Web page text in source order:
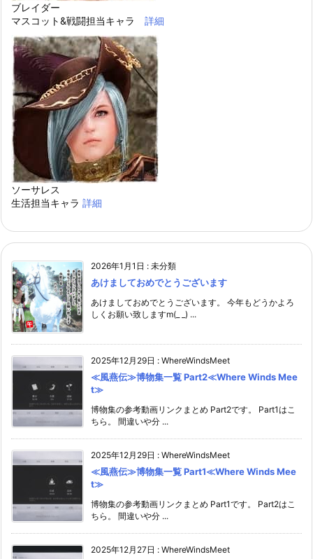
ブレイダー
マスコット&戦闘担当キャラ 詳細
ソーサレス
生活担当キャラ 詳細
2026年1月1日 : 未分類
あけましておめでとうございます
あけましておめでとうございます。 今年もどうかよろ
しくお願い致しますm(_ _) ...
2025年12月29日 : WhereWindsMeet
≪風燕伝≫博物集一覧 Part2≪Where Winds Mee
t≫
博物集の参考動画リンクまとめ Part2です。 Part1はこ
ちら。 間違いや分 ...
2025年12月29日 : WhereWindsMeet
≪風燕伝≫博物集一覧 Part1≪Where Winds Mee
t≫
博物集の参考動画リンクまとめ Part1です。 Part2はこ
ちら。 間違いや分 ...
2025年12月27日 : WhereWindsMeet